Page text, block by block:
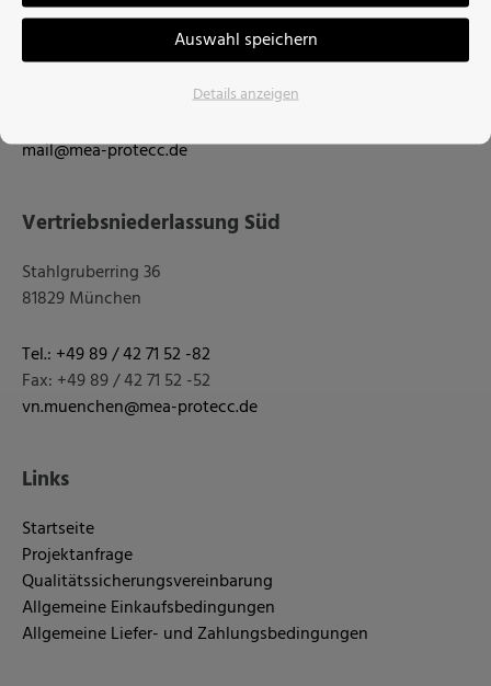
Robert-Bosch-Str. 200, Halle 120
Tel.: +49 5121 / 2 06 89 -30
mail@mea-protecc.de
Vertriebsniederlassung Süd
Stahlgruberring 36
81829 München
Tel.: +49 89 / 42 71 52 -82
Fax: +49 89 / 42 71 52 -52
vn.muenchen@mea-protecc.de
Links
Startseite
Projektanfrage
Qualitätssicherungsvereinbarung
Allgemeine Einkaufsbedingungen
Allgemeine Liefer- und Zahlungsbedingungen
Auswahl speichern
Details anzeigen